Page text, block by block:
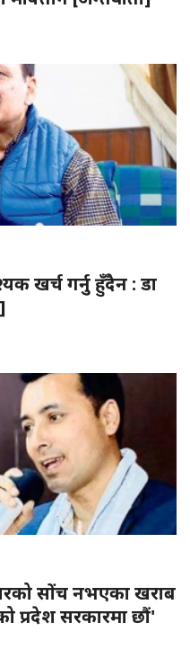
खर्च गर्नु हुँदैन : डा
सोंच नभएका खराब
प्रदेश सरकारमा छौं'